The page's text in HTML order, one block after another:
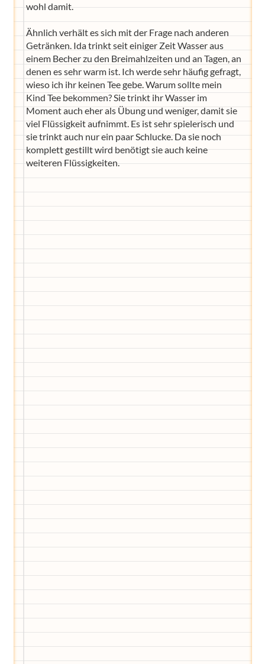
wohl damit.
Ähnlich verhält es sich mit der Frage nach anderen
Getränken. Ida trinkt seit einiger Zeit Wasser aus
einem Becher zu den Breimahlzeiten und an Tagen, an
denen es sehr warm ist. Ich werde sehr häufig gefragt,
wieso ich ihr keinen Tee gebe. Warum sollte mein
Kind Tee bekommen? Sie trinkt ihr Wasser im
Moment auch eher als Übung und weniger, damit sie
viel Flüssigkeit aufnimmt. Es ist sehr spielerisch und
sie trinkt auch nur ein paar Schlucke. Da sie noch
komplett gestillt wird benötigt sie auch keine
weiteren Flüssigkeiten.